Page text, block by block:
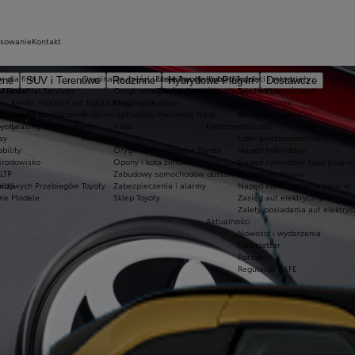
SUV i Terenowe Rodzinne Hybrydowe Plug-in
Dostawcze
Ekobonus dla hybryd Toyoty
Oferta dla osób z niepełnosprawnościami
Oryginalne części i oleje Toyoty
Oryginalne części
Oryginalne oleje
Akcesoria
Oryginalne akcesoria Toyoty
Opony i koła zimowe
Zabudowy samochodów dostawczych
Zabezpieczenia i alarmy
Sklep Toyoty
Przebiegów Toyoty
Modele
Kluby dla dzieci i młodzieży
Toyota Kids
Toyota Juniors
Konkurs Dream Car
Napęd hybrydowy
Napęd hybrydowy typu plug-in
Napęd wodorowy
Napęd elektryczny na baterię
Zasięg aut elektrycznych
Zalety posiadania aut
Aktualności
Nowości i wydarzenia
Newsletter
Porady
Regulacje CAFE
dla firm
Financial Services
Kredyt niższych rat Toyota Easy
Kredyt standardowy
Leasing standardowy
Kontakt